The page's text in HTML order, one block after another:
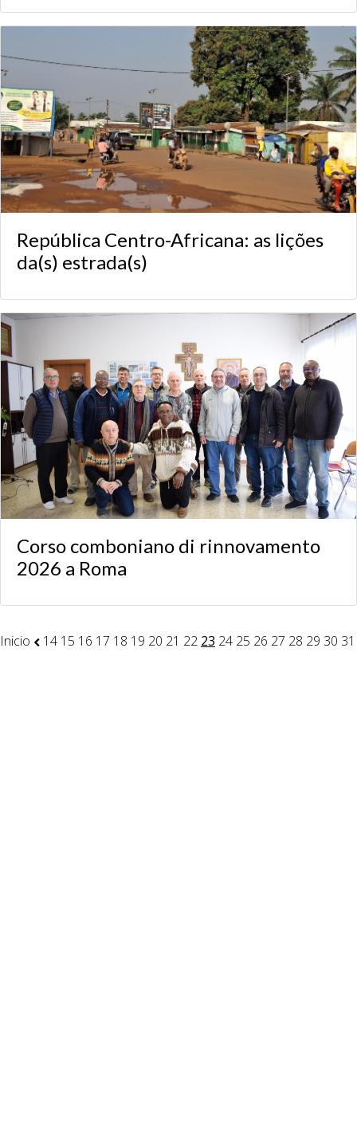
República Centro-Africana: as lições
da(s) estrada(s)
Corso comboniano di rinnovamento
2026 a Roma
Inicio 14 15 16 17 18 19 20 21 22 23 24 25 26 27 28 29 30 31